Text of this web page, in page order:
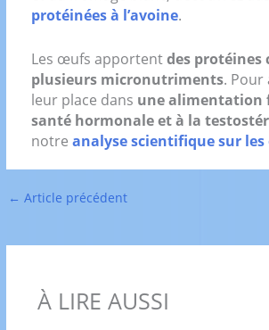
protéinées à l’avoine.
Les œufs apportentdes protéines
plusieurs micronutriments.
leur place dans une alimentation
santé hormonale et à la
notre analyse scientifique sur
← Article précédent
À LIRE AUSSI